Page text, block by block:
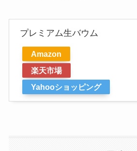
プレミアム生バウム
Amazon
楽天市場
Yahooショッピング